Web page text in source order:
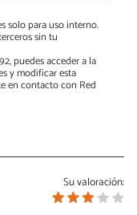
solo para uso interno.
sin tu
puedes acceder a la
y modificar esta
en contacto con Red
Su valoración: